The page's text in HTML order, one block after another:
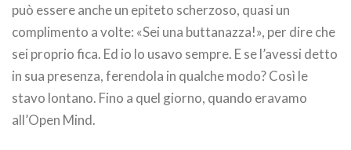
può essere anche un epiteto scherzoso, quasi un
complimento a volte: «Sei una buttanazza!», per dire che
sei proprio fica. Ed io lo usavo sempre. E se l’avessi detto
in sua presenza, ferendola in qualche modo? Così le
stavo lontano. Fino a quel giorno, quando eravamo
all’Open Mind.